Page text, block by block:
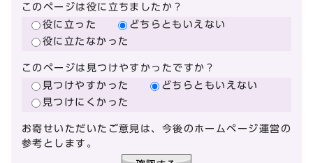
このページは役に立ちましたか？
役に立った
どちらともいえない
役に立たなかった
このページは見つけやすかったですか？
見つけやすかった
どちらともいえない
見つけにくかった
お寄せいただいたご意見は、今後のホームページ運営の
参考とします。